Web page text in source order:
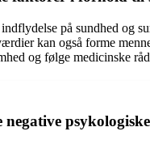
på sundhed og
kan også forme
og følge medicinske